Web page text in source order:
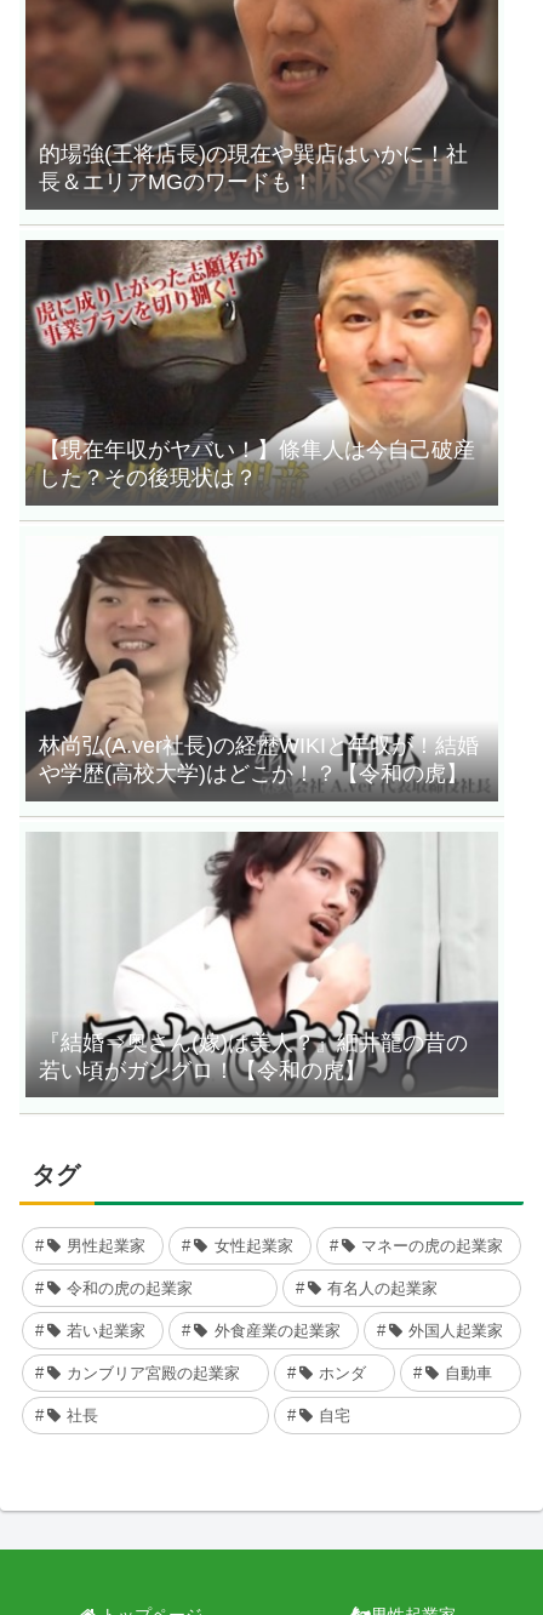
的場強(王将店長)の現在や巽店はいかに！社
長＆エリアMGのワードも！
【現在年収がヤバい！】條隼人は今自己破産
した？その後現状は？
林尚弘(A.ver社長)の経歴WIKIと年収が！結婚
や学歴(高校大学)はどこか！？【令和の虎】
『結婚⇒奥さん(嫁)は美人？』細井龍の昔の
若い頃がガングロ！【令和の虎】
タグ
男性起業家 女性起業家 マネーの虎の起業家
令和の虎の起業家 有名人の起業家
若い起業家 外食産業の起業家 外国人起業家
カンブリア宮殿の起業家 ホンダ 自動車
社長 自宅